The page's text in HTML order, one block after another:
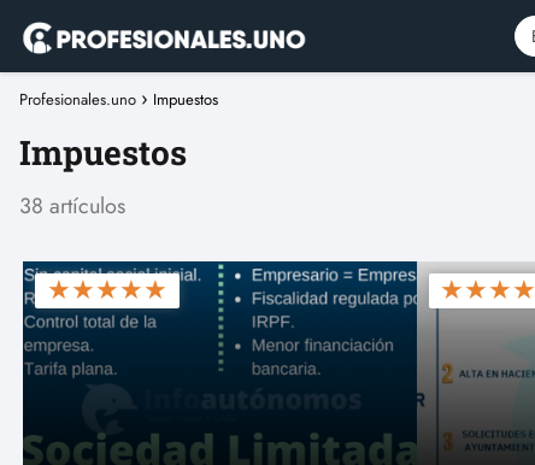
Profesionales.uno Impuestos
Impuestos
38 artículos
★★★★★ ★★★★